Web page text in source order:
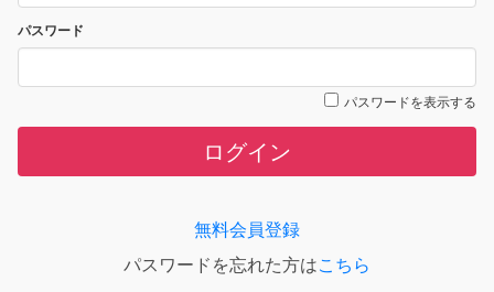
パスワード
パスワードを表示する
ログイン
無料会員登録
パスワードを忘れた方はこちら